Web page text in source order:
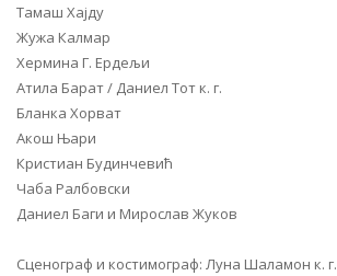
Тамаш Хајду
Жужа Калмар
Хермина Г. Ердељи
Атила Барат / Даниел Тот к. г.
Бланка Хорват
Акош Њари
Кристиан Будинчевић
Чаба Ралбовски
Даниел Баги и Мирослав Жуков
Сценограф и костимограф: Луна Шаламон к. г.